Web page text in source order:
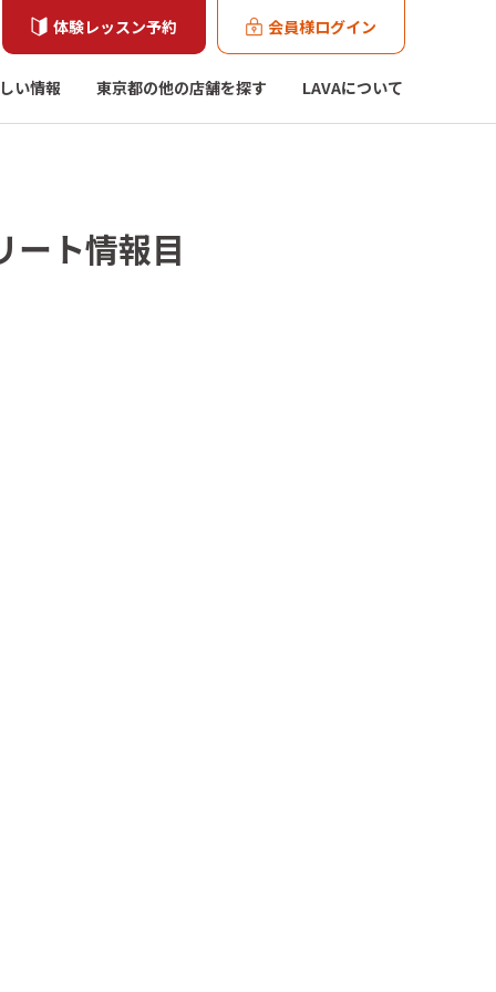
体験レッスン予約 会員様ログイン
い情報 東京都の他の店舗を探す LAVAについて
ート情報目